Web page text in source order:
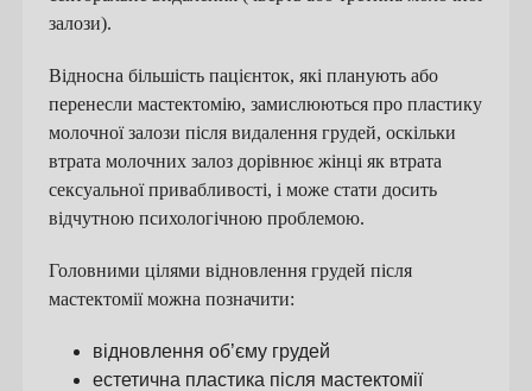
залози).
Відносна більшість пацієнток, які планують або
перенесли мастектомію, замислюються про пластику
молочної залози після видалення грудей, оскільки
втрата молочних залоз дорівнює жінці як втрата
сексуальної привабливості, і може стати досить
відчутною психологічною проблемою.
Головними цілями відновлення грудей після
мастектомії можна позначити:
відновлення об’єму грудей
естетична пластика після мастектомії